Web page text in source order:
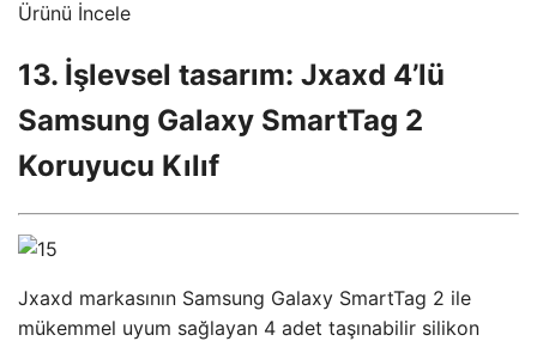
Ürünü İncele
13. İşlevsel tasarım: Jxaxd 4’lü
Samsung Galaxy SmartTag 2
Koruyucu Kılıf
Jxaxd markasının Samsung Galaxy SmartTag 2 ile
mükemmel uyum sağlayan 4 adet taşınabilir silikon